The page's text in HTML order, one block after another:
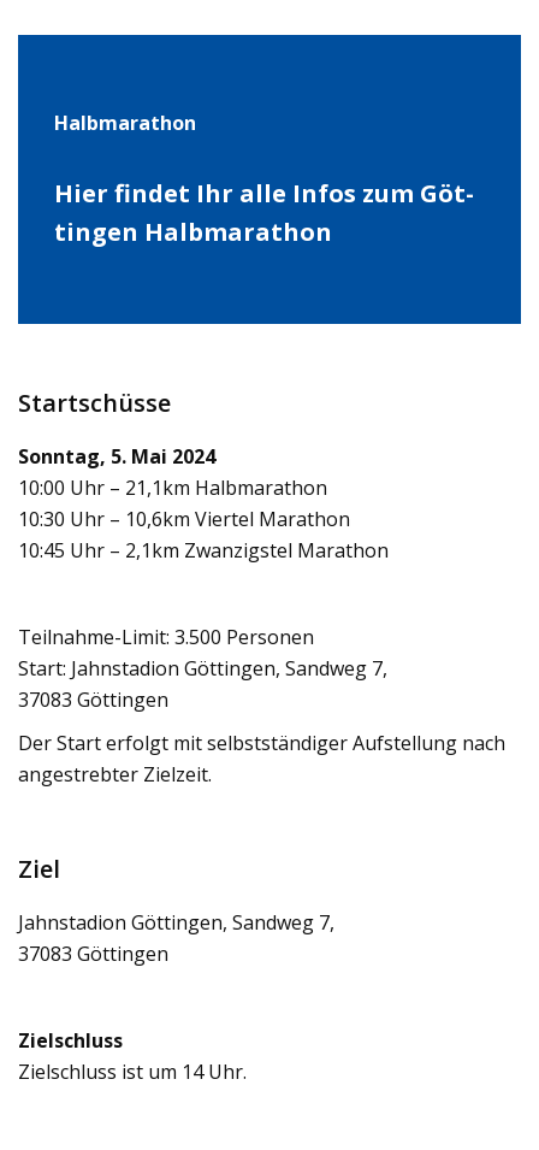
Halb­ma­ra­thon
Hier fin­det Ihr alle Infos zum Göt­
tin­gen Halb­ma­ra­thon
Startschüsse
Sonn­tag, 5. Mai 2024
10:00 Uhr – 21,1km Halb­ma­ra­thon
10:30 Uhr – 10,6km Vier­tel Mara­thon
10:45 Uhr – 2,1km Zwan­zigs­tel Mara­thon
Teil­nahme-Limit: 3.500 Per­so­nen
Start: Jahn­sta­dion Göt­tin­gen, Sand­weg 7,
37083 Göt­tin­gen
Der Start erfolgt mit selbst­stän­di­ger Auf­stel­lung nach
ange­streb­ter Ziel­zeit.
Ziel
Jahn­sta­dion Göt­tin­gen, Sand­weg 7,
37083 Göt­tin­gen
Ziel­schluss
Ziel­schluss ist um 14 Uhr.